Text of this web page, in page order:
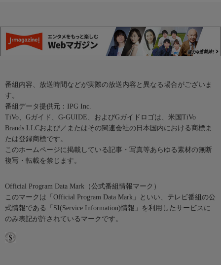
番組内容、放送時間などが実際の放送内容と異なる場合がございま
す。
番組データ提供元：IPG Inc.
TiVo、Gガイド、G-GUIDE、およびGガイドロゴは、米国TiVo
Brands LLCおよび／またはその関連会社の日本国内における商標ま
たは登録商標です。
このホームページに掲載している記事・写真等あらゆる素材の無断
複写・転載を禁じます。
Official Program Data Mark（公式番組情報マーク）
このマークは「Official Program Data Mark」といい、テレビ番組の公
式情報である「SI(Service Information)情報」を利用したサービスに
のみ表記が許されているマークです。